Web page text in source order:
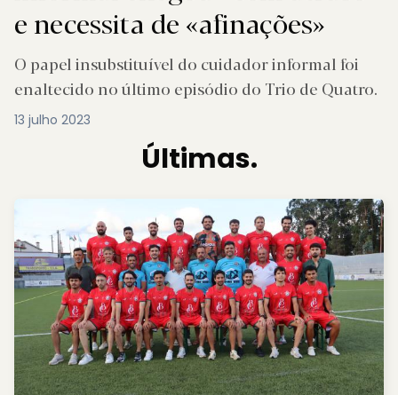
e necessita de «afinações»
O papel insubstituível do cuidador informal foi
enaltecido no último episódio do Trio de Quatro.
13 julho 2023
Últimas.